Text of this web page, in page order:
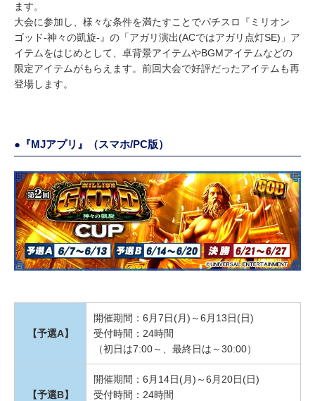
ます。
大会に参加し、様々な条件を満たすことでパチスロ『ミリオン
ゴッド-神々の凱旋-』の「アガリ演出(ACではアガリ点灯SE)」ア
イテムをはじめとして、卓背景アイテムやBGMアイテムなどの
限定アイテムがもらえます。前回大会で好評だったアイテムも再
登場します。
●『MJアプリ』（スマホ/PC版）
【予選A】
開催期間：6月7日(月)～6月13日(日)
受付時間：24時間
（初日は7:00～、最終日は～30:00）
【予選B】
開催期間：6月14日(月)～6月20日(日)
受付時間：24時間